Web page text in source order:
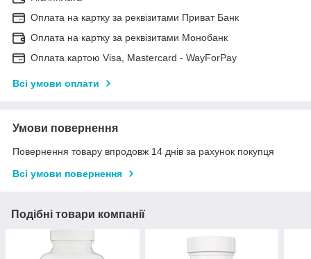
Оплата на картку за реквізитами Приват Банк
Оплата на картку за реквізитами Монобанк
Оплата картою Visa, Mastercard - WayForPay
Всі умови оплати
Умови повернення
Повернення товару впродовж 14 днів за рахунок покупця
Всі умови повернення
Подібні товари компанії